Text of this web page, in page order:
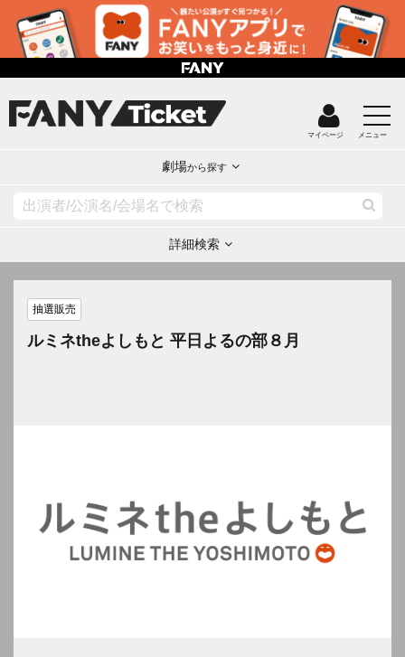
マイページ メニュー
劇場から探す
詳細検索
抽選販売
ルミネtheよしもと 平日よるの部８月